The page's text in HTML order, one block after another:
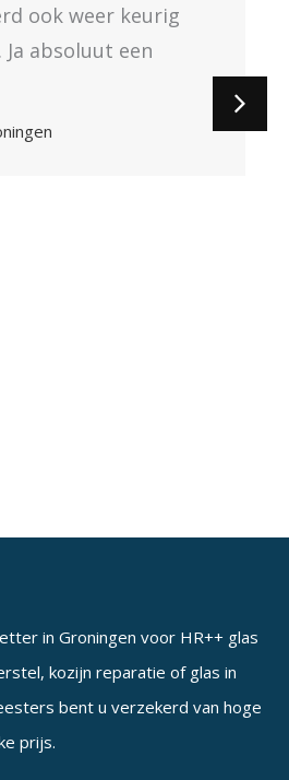
4
.
i
n
ook weer keurig
absoluut een
in Groningen voor HR++ glas
kozijn reparatie of glas in
bent u verzekerd van hoge
prijs.